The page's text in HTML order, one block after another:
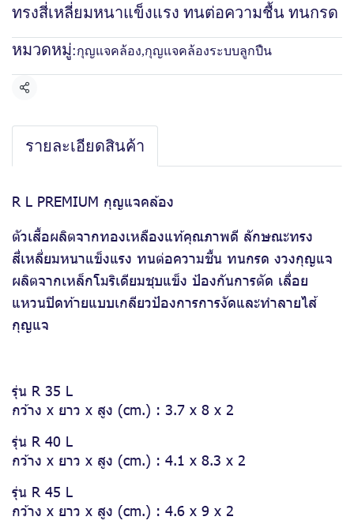
ทรงสี่เหลี่ยมหนาแข็งแรง ทนต่อความชื้น ทนกรด
หมวดหมู่:กุญแจคล้อง,กุญแจคล้องระบบลูกปืน
แชร์
รายละเอียดสินค้า
R L PREMIUM กุญแจคล้อง
ตัวเสื้อผลิตจากทองเหลืองแท้คุณภาพดี ลักษณะทรง
สี่เหลี่ยมหนาแข็งแรง ทนต่อความชื้น ทนกรด งวงกุญแจ
ผลิตจากเหล็กโมริเดียมชุบแข็ง ป้องกันการตัด เลื่อย
แหวนปิดท้ายแบบเกลียวป้องการการงัดและทำลายไส้
กุญแจ
รุ่น R 35 L
กว้าง x ยาว x สูง (cm.) : 3.7 x 8 x 2
รุ่น R 40 L
กว้าง x ยาว x สูง (cm.) : 4.1 x 8.3 x 2
รุ่น R 45 L
กว้าง x ยาว x สูง (cm.) : 4.6 x 9 x 2